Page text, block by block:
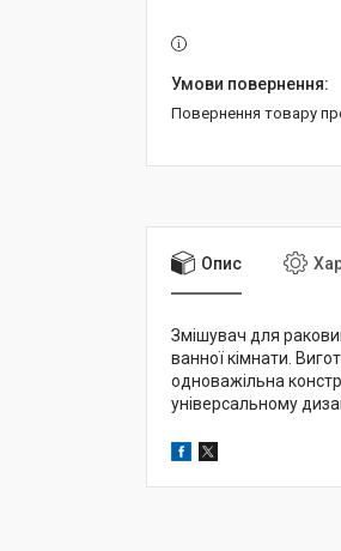
повернення товару
Опис
Змішувач для
ванної кімнати.
одноважільна
універсальному